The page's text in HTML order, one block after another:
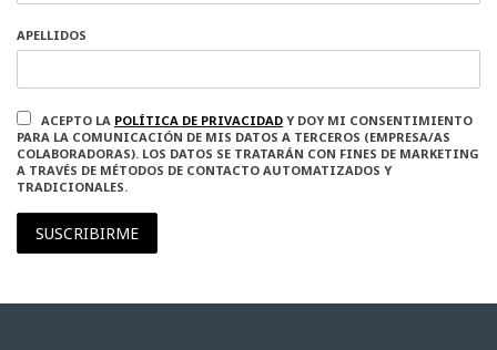
APELLIDOS
ACEPTO LA POLÍTICA DE PRIVACIDAD Y DOY MI CONSENTIMIENTO
PARA LA COMUNICACIÓN DE MIS DATOS A TERCEROS (EMPRESA/AS
COLABORADORAS). LOS DATOS SE TRATARÁN CON FINES DE MARKETING
A TRAVÉS DE MÉTODOS DE CONTACTO AUTOMATIZADOS Y
TRADICIONALES.
SUSCRIBIRME